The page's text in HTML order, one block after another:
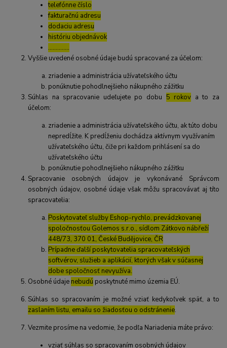
telefónne číslo
fakturačnú adresu
dodaciu adresu
históriu objednávok
…………..
Vyššie uvedené osobné údaje budú spracované za účelom:
zriadenie a administrácia užívateľského účtu
ponúknutie pohodlnejšieho nákupného zážitku
Súhlas na spracovanie udeľujete po dobu 5 rokov a to za
účelom:
zriadenie a administrácia užívateľského účtu, ak túto dobu
nepredĺžite. K predĺženiu dochádza aktívnym využívaním
užívateľského účtu, čiže pri každom prihlásení sa do
užívateľského účtu
ponúknutie pohodlnejšieho nákupného zážitku
Spracovanie osobných údajov je vykonávané Správcom
osobných údajov, osobné údaje však môžu spracovávať aj títo
spracovatelia:
Poskytovateľ služby Eshop-rychlo, prevádzkovanej
spoločnosťou Golemos s.r.o., sídlom Zátkovo nábřeží
448/73, 370 01, České Budějovice, ČR
Prípadne ďalší poskytovatelia spracovateľských
softvérov, služieb a aplikácií, ktorých však v súčasnej
dobe spoločnosť nevyužíva.
Osobné údaje nebudú poskytnuté mimo územia EÚ.
Súhlas so spracovaním je možné vziať kedykoľvek späť, a to
zaslaním listu, emailu so žiadosťou o odstránenie.
Vezmite prosíme na vedomie, že podľa Nariadenia máte právo:
vziať súhlas so spracovaním osobných údajov